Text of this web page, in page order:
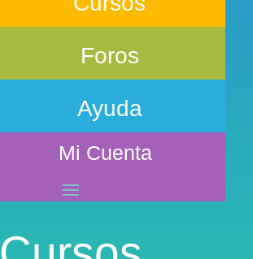
Foros
Ayuda
Mi Cuenta